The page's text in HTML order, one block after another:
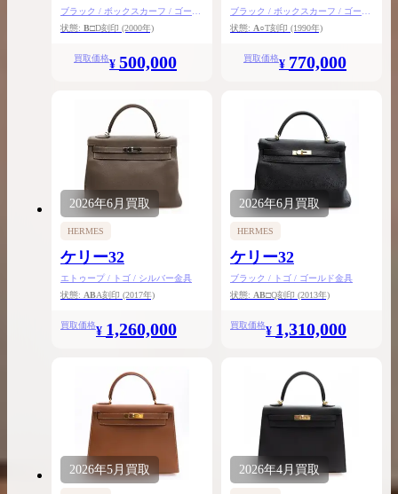
ブラック / ボックスカーフ / ゴール
ド金具
状態: B□D刻印 (2000年)
買取価格¥ 500,000
ブラック / ボックスカーフ / ゴール
ド金具
状態: A○T刻印 (1990年)
買取価格¥ 770,000
2026年6月買取
HERMES
ケリー32
エトゥープ / トゴ / シルバー金具
状態: ABA刻印 (2017年)
買取価格¥ 1,260,000
2026年6月買取
HERMES
ケリー32
ブラック / トゴ / ゴールド金具
状態: AB□Q刻印 (2013年)
買取価格¥ 1,310,000
2026年5月買取 2026年4月買取